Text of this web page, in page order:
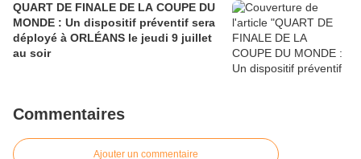
QUART DE FINALE DE LA COUPE DU
MONDE : Un dispositif préventif sera
déployé à ORLÉANS le jeudi 9 juillet
au soir
Commentaires
Ajouter un commentaire